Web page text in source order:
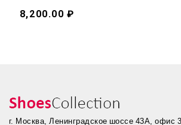
8,200.00 ₽
г. Москва, Ленинградское шоссе 43А, офис